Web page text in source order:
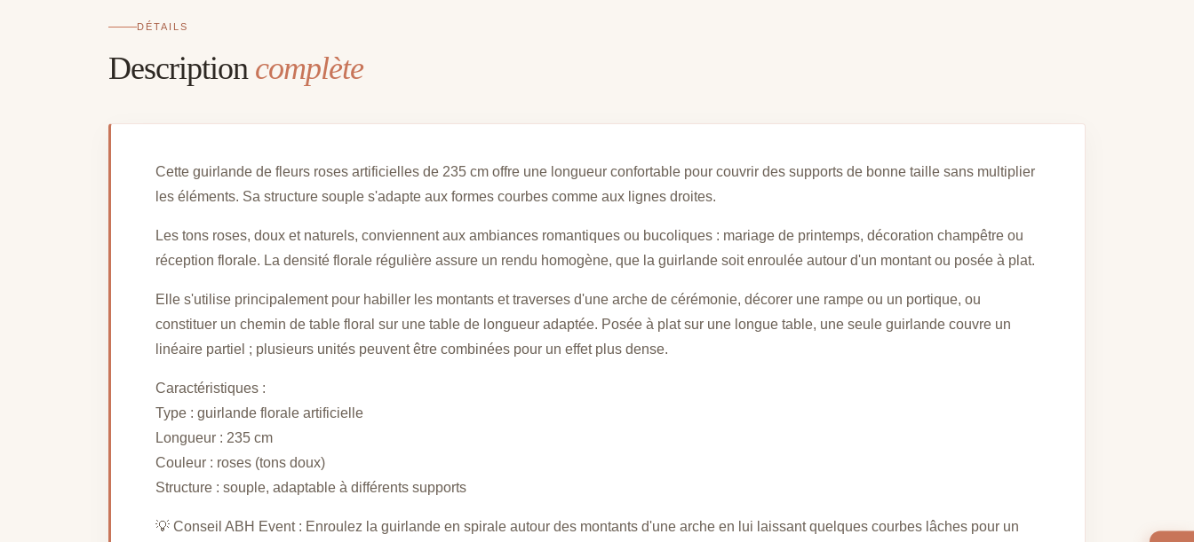
DÉTAILS
Description complète
Cette guirlande de fleurs roses artificielles de 235 cm offre une longueur confortable pour couvrir des supports de bonne taille sans multiplier
les éléments. Sa structure souple s'adapte aux formes courbes comme aux lignes droites.
Les tons roses, doux et naturels, conviennent aux ambiances romantiques ou bucoliques : mariage de printemps, décoration champêtre ou
réception florale. La densité florale régulière assure un rendu homogène, que la guirlande soit enroulée autour d'un montant ou posée à plat.
Elle s'utilise principalement pour habiller les montants et traverses d'une arche de cérémonie, décorer une rampe ou un portique, ou
constituer un chemin de table floral sur une table de longueur adaptée. Posée à plat sur une longue table, une seule guirlande couvre un
linéaire partiel ; plusieurs unités peuvent être combinées pour un effet plus dense.
Caractéristiques :
Type : guirlande florale artificielle
Longueur : 235 cm
Couleur : roses (tons doux)
Structure : souple, adaptable à différents supports
💡 Conseil ABH Event : Enroulez la guirlande en spirale autour des montants d'une arche en lui laissant quelques courbes lâches pour un